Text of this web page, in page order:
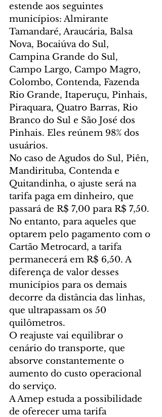
estende aos seguintes
municípios: Almirante
Tamandaré, Araucária, Balsa
Nova, Bocaiúva do Sul,
Campina Grande do Sul,
Campo Largo, Campo Magro,
Colombo, Contenda, Fazenda
Rio Grande, Itaperuçu, Pinhais,
Piraquara, Quatro Barras, Rio
Branco do Sul e São José dos
Pinhais. Eles reúnem 98% dos
usuários.
No caso de Agudos do Sul, Piên,
Mandirituba, Contenda e
Quitandinha, o ajuste será na
tarifa paga em dinheiro, que
passará de R$ 7,00 para R$ 7,50.
No entanto, para aqueles que
optarem pelo pagamento com o
Cartão Metrocard, a tarifa
permanecerá em R$ 6,50. A
diferença de valor desses
municípios para os demais
decorre da distância das linhas,
que ultrapassam os 50
quilômetros.
O reajuste vai equilibrar o
cenário do transporte, que
absorve constantemente o
aumento do custo operacional
do serviço.
A Amep estuda a possibilidade
de oferecer uma tarifa